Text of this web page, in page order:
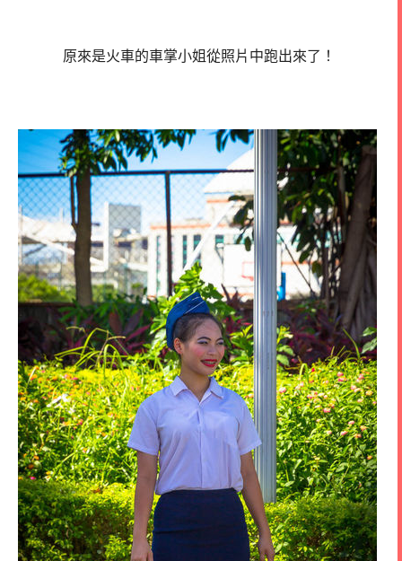
原來是火車的車掌小姐從照片中跑出來了！